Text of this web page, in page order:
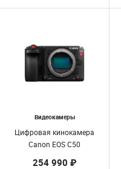
Видеокамеры
Цифровая кинокамера
Canon EOS C50
254 990 ₽